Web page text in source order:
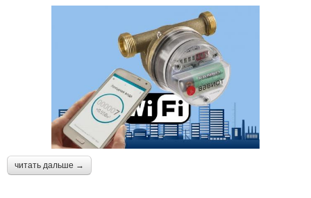
читать дальше →